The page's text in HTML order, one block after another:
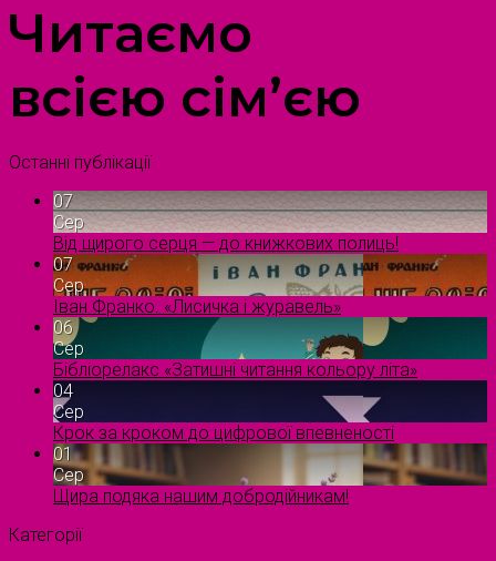
Читаємо
всією сім’єю
Останні публікації
07
Сер
Від щирого серця — до книжкових полиць!
07
Сер
Іван Франко. «Лисичка і журавель»
06
Сер
Бібліорелакс «Затишні читання кольору літа»
04
Сер
Крок за кроком до цифрової впевненості
01
Сер
Щира подяка нашим добродійникам!
Категорії